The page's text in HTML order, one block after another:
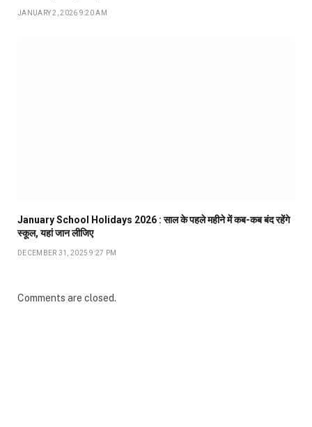
JANUARY 2, 2026 9:20 AM
January School Holidays 2026 : साल के पहले महीने में कब-कब बंद रहेंगे
स्कूल, यहां जान लीजिए
DECEMBER 31, 2025 9:27 PM
Comments are closed.